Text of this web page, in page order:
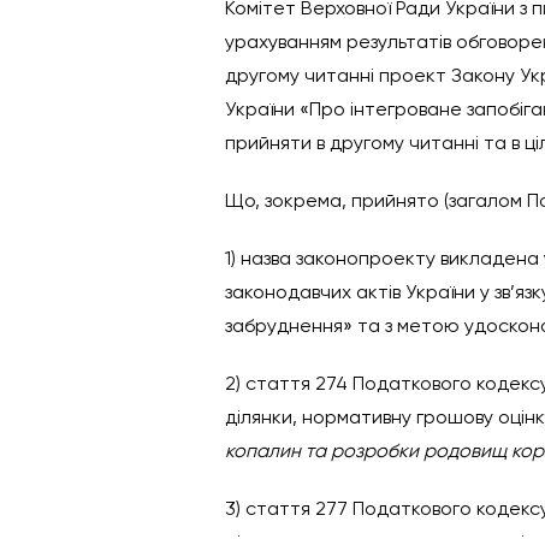
Комітет Верховної Ради України з
урахуванням результатів
другому читанні проект Закону
України «Про інтегроване
прийняти в другому читанні та в
Що, зокрема, прийнято (загалом
1) назва законопроекту
законодавчих актів України у
забруднення» та з метою
2) стаття 274 Податкового
ділянки, нормативну грошову
копалин та розробки родовищ
3) стаття 277 Податкового